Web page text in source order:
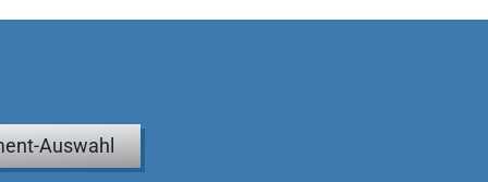
Auswahl